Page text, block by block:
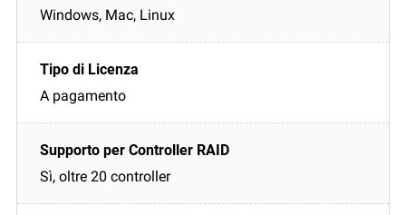
Windows, Mac, Linux
A pagamento
Sì, oltre 20 controller